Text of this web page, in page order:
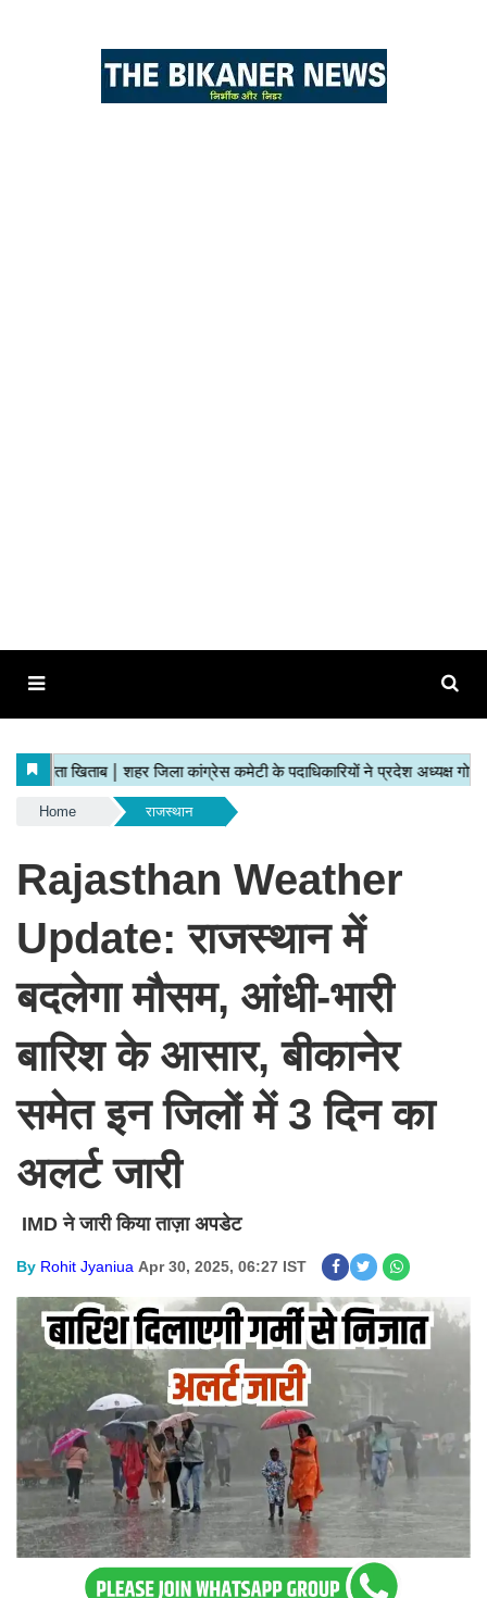
Home राजस्थान
Rajasthan Weather
Update: राजस्थान में
बदलेगा मौसम, आंधी-भारी
बारिश के आसार, बीकानेर
समेत इन जिलों में 3 दिन का
अलर्ट जारी
IMD ने जारी किया ताज़ा अपडेट
By Rohit Jyaniua Apr 30, 2025, 06:27 IST